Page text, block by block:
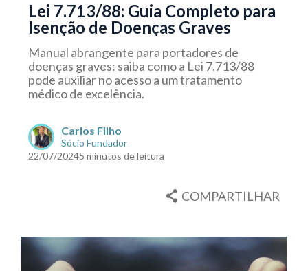
Lei 7.713/88: Guia Completo para
Isenção de Doenças Graves
Manual abrangente para portadores de
doenças graves: saiba como a Lei 7.713/88
pode auxiliar no acesso a um tratamento
médico de excelência.
Carlos Filho
Sócio Fundador
22/07/20245 minutos de leitura
COMPARTILHAR